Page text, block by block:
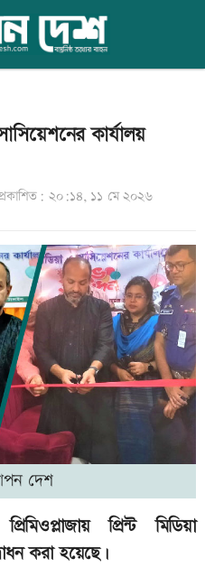
কার্যালয়
২০:১৪, ১১ মে ২০২৬
দেশ
প্রিন্ট মিডিয়া
করা হয়েছে।